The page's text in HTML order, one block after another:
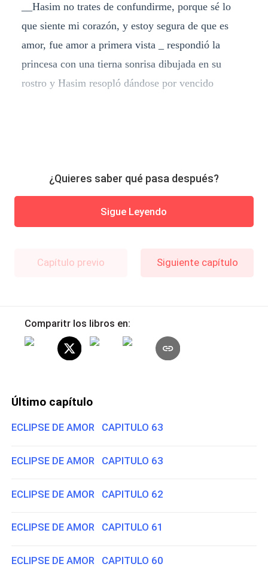
__Hasim no trates de confundirme, porque sé lo
que siente mi corazón, y estoy segura de que es
amor, fue amor a primera vista _ respondió la
princesa con una tierna sonrisa dibujada en su
rostro y Hasim resopló dándose por vencido
¿Quieres saber qué pasa después?
Sigue Leyendo
Capítulo previo Siguiente capítulo
Comparitr los libros en:
Último capítulo
ECLIPSE DE AMOR CAPITULO 63
ECLIPSE DE AMOR CAPITULO 63
ECLIPSE DE AMOR CAPITULO 62
ECLIPSE DE AMOR CAPITULO 61
ECLIPSE DE AMOR CAPITULO 60